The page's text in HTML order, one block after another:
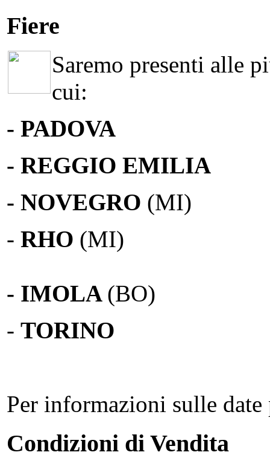
Fiere
Saremo presenti alle
cui:
- PADOVA
- REGGIO EMILIA
- NOVEGRO (MI)
- RHO (MI)
- IMOLA (BO)
- TORINO
Per informazioni sulle
Condizioni di Vendita